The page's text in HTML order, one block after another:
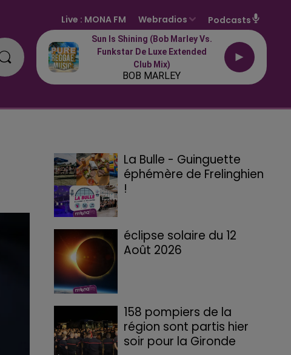
Live : MONA FM Webradios Podcasts
Sun Is Shining (bob Marley Vs.
Funkstar De Luxe Extended
Club Mix)
BOB MARLEY
La Bulle - Guinguette
éphémère de Frelinghien
!
éclipse solaire du 12
Août 2026
158 pompiers de la
région sont partis hier
soir pour la Gironde